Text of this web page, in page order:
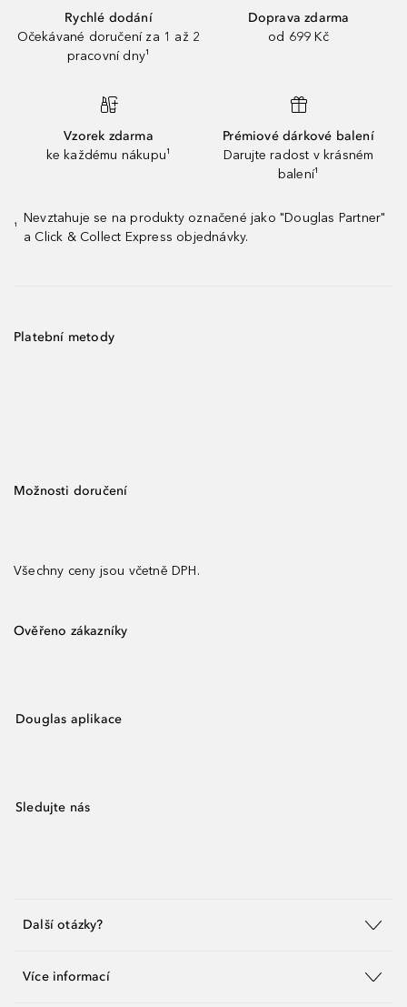
Rychlé dodání
Očekávané doručení za 1 až 2
pracovní dny¹
Doprava zdarma
od 699 Kč
Vzorek zdarma
ke každému nákupu¹
Prémiové dárkové balení
Darujte radost v krásném
balení¹
¹
Nevztahuje se na produkty označené jako "Douglas Partner"
a Click & Collect Express objednávky.
Platební metody
Možnosti doručení
Všechny ceny jsou včetně DPH.
Ověřeno zákazníky
Douglas aplikace
Sledujte nás
Další otázky?
Více informací